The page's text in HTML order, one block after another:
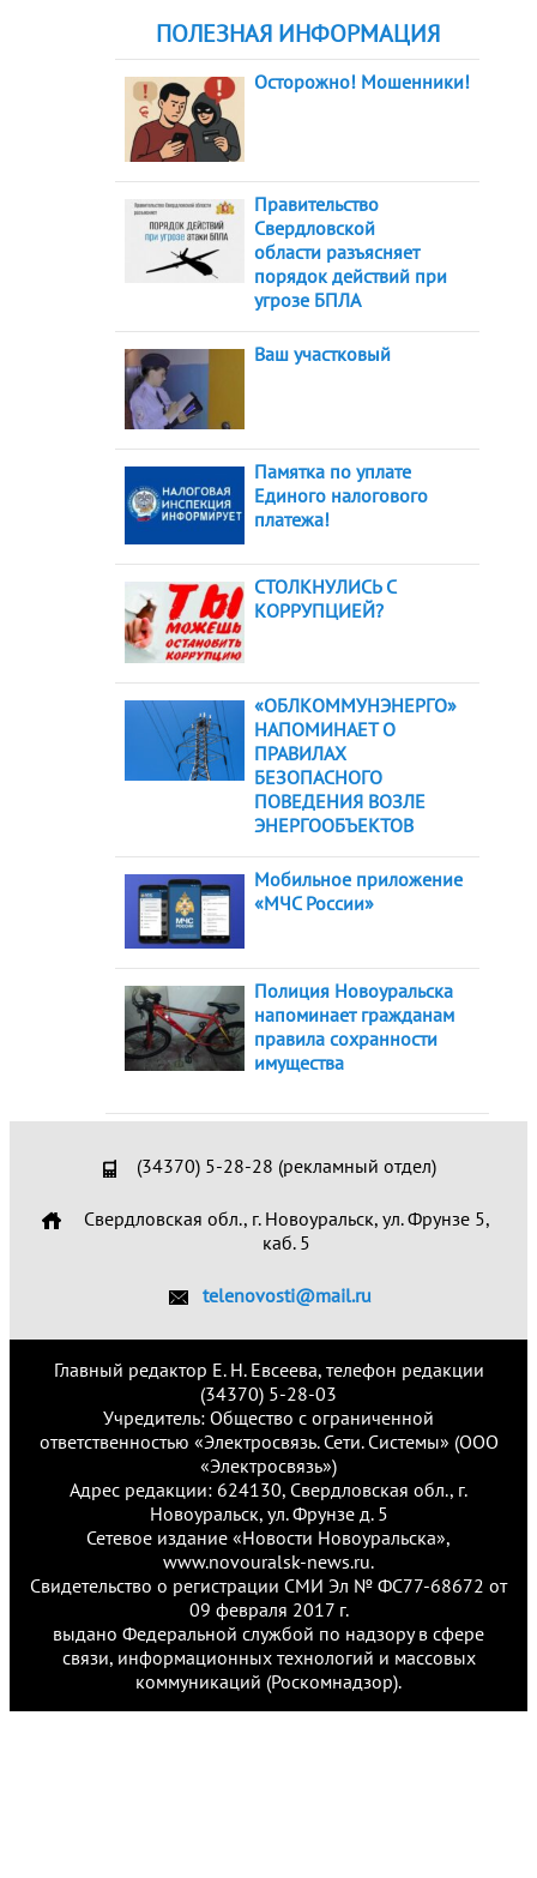
ПОЛЕЗНАЯ ИНФОРМАЦИЯ
Осторожно! Мошенники!
Правительство
Свердловской
области разъясняет
порядок действий при
угрозе БПЛА
Ваш участковый
Памятка по уплате
Единого налогового
платежа!
СТОЛКНУЛИСЬ С
КОРРУПЦИЕЙ?
«ОБЛКОММУНЭНЕРГО»
НАПОМИНАЕТ О
ПРАВИЛАХ
БЕЗОПАСНОГО
ПОВЕДЕНИЯ ВОЗЛЕ
ЭНЕРГООБЪЕКТОВ
Мобильное приложение
«МЧС России»
Полиция Новоуральска
напоминает гражданам
правила сохранности
имущества
(34370) 5-28-28 (рекламный отдел)
Свердловская обл., г. Новоуральск, ул. Фрунзе 5,
каб. 5
telenovosti@mail.ru
Главный редактор Е. Н. Евсеева, телефон редакции
(34370) 5-28-03
Учредитель: Общество с ограниченной
ответственностью «Электросвязь. Сети. Системы» (ООО
«Электросвязь»)
Адрес редакции: 624130, Свердловская обл., г.
Новоуральск, ул. Фрунзе д. 5
Сетевое издание «Новости Новоуральска»,
www.novouralsk-news.ru.
Свидетельство о регистрации СМИ Эл № ФС77-68672 от
09 февраля 2017 г.
выдано Федеральной службой по надзору в сфере
связи, информационных технологий и массовых
коммуникаций (Роскомнадзор).